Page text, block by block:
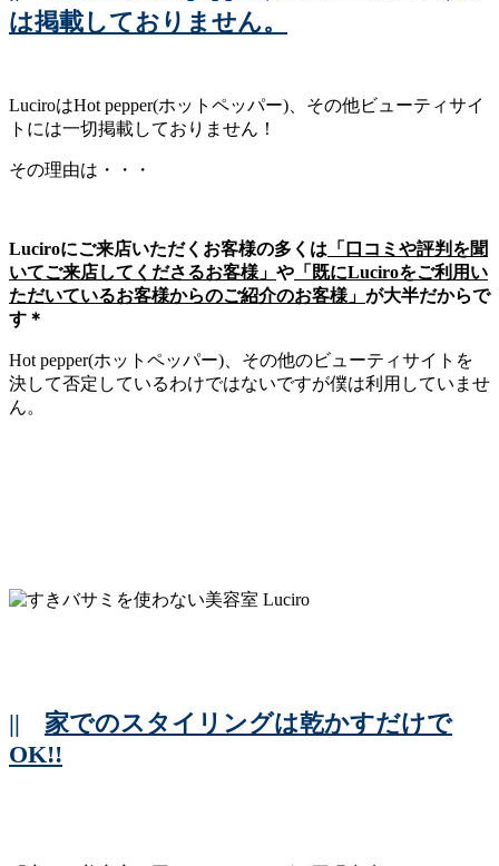
は掲載しておりません。
LuciroはHot pepper(ホットペッパー)、その他ビューティサイ
トには一切掲載しておりません！
その理由は・・・
Luciroにご来店いただくお客様の多くは 「口コミや評判を聞
いてご来店してくださるお客様」 や 「既にLuciroをご利用い
ただいているお客様からのご紹介のお客様」 が大半だからで
す＊
Hot pepper(ホットペッパー)、その他のビューティサイトを
決して否定しているわけではないですが僕は利用していませ
ん。
|| 家でのスタイリングは乾かすだけで
OK!!